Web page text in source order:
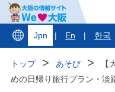
Jpn | En | 한국
トップ あそび
【
めの日帰り旅行プラン・淡